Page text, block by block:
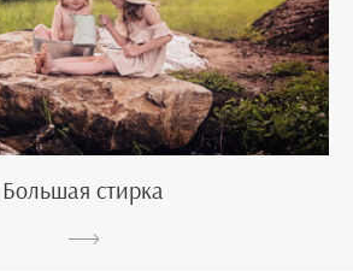
Большая стирка